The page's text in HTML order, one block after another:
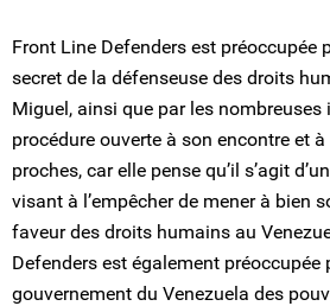
Front Line Defenders est préoccupée
secret de la défenseuse des droits
Miguel, ainsi que par les nombreuses
procédure ouverte à son encontre et à
proches, car elle pense qu’il s’agit
visant à l’empêcher de mener à bien
faveur des droits humains au
Defenders est également préoccupée
gouvernement du Venezuela des